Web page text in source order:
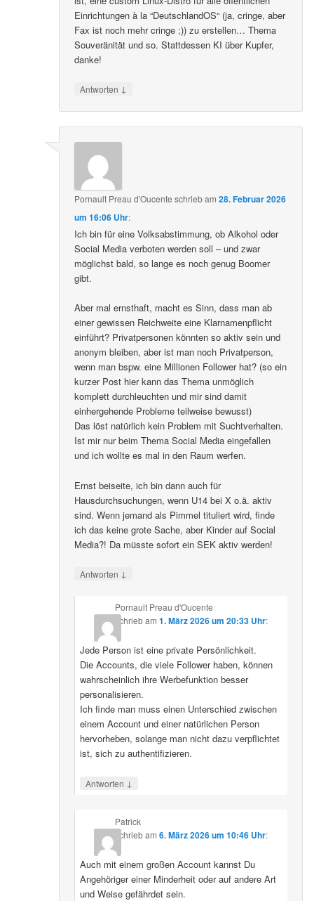
Einrichtungen à la “DeutschlandOS“ (ja, cringe, aber
Fax ist noch mehr cringe ;)) zu erstellen… Thema
Souveränität und so. Stattdessen KI über Kupfer,
danke!
Antworten ↓
Pornault Preau d'Oucente schriebam28. Februar 2026
um 16:06 Uhr:
Ich bin für eine Volksabstimmung, ob Alkohol oder
Social Media verboten werden soll – und zwar
möglichst bald, so lange es noch genug Boomer
gibt.
Aber mal ernsthaft, macht es Sinn, dass man ab
einer gewissen Reichweite eine Klarnamenpflicht
einführt? Privatpersonen könnten so aktiv sein und
anonym bleiben, aber ist man noch Privatperson,
wenn man bspw. eine Millionen Follower hat? (so ein
kurzer Post hier kann das Thema unmöglich
komplett durchleuchten und mir sind damit
einhergehende Probleme teilweise bewusst)
Das löst natürlich kein Problem mit Suchtverhalten.
Ist mir nur beim Thema Social Media eingefallen
und ich wollte es mal in den Raum werfen.
Ernst beiseite, ich bin dann auch für
Hausdurchsuchungen, wenn U14 bei X o.ä. aktiv
sind. Wenn jemand als Pimmel tituliert wird, finde
ich das keine grote Sache, aber Kinder auf Social
Media?! Da müsste sofort ein SEK aktiv werden!
Antworten ↓
Pornault Preau d'Oucente
schriebam 1. März 2026 um 20:33 Uhr:
Jede Person ist eine private Persönlichkeit.
Die Accounts, die viele Follower haben, können
wahrscheinlich ihre Werbefunktion besser
personalisieren.
Ich finde man muss einen Unterschied zwischen
einem Account und einer natürlichen Person
hervorheben, solange man nicht dazu verpflichtet
ist, sich zu authentifizieren.
Antworten ↓
Patrick
schriebam 6. März 2026 um 10:46 Uhr:
Auch mit einem großen Account kannst Du
Angehöriger einer Minderheit oder auf andere Art
und Weise gefährdet sein.